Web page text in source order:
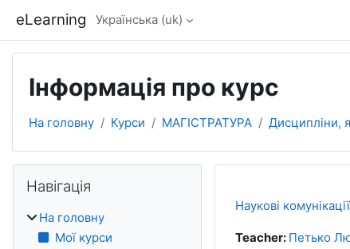
eLearning Українська ‎(uk)‎
Інформація про курс
На головну Курси МАГІСТРАТУРА Дисципліни,
Наукові
Teacher: Петько
Блоки
Навігація
На головну
Мої курси